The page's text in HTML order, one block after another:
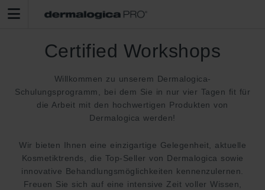
Certified Workshops
Willkommen zu unserem Dermalogica-
Schulungsprogramm, bei dem Sie in nur vier Tagen fit für
die Arbeit mit den hochwertigen Produkten von
Dermalogica werden!
Wir bieten Ihnen eine einzigartige Gelegenheit, aktuelle
Kosmetiktrends, die Top-Seller von Dermalogica sowie
innovative Behandlungsmöglichkeiten kennenzulernen.
Freuen Sie sich auf eine intensive Zeit voller Wissen,